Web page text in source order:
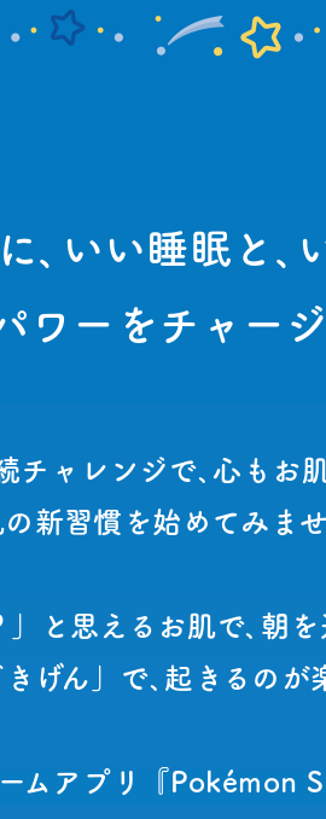
､いい睡眠と､
ワーをチャージ
チャレンジで､心もお
新習慣を始めてみま
と思えるお肌で､朝
げん」で､起きるのが
ムアプリ『Pokémon